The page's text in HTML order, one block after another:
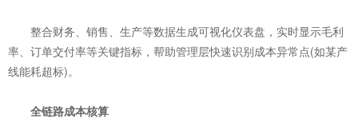
整合财务、销售、生产等数据生成可视化仪表盘，实时显示毛利
率、订单交付率等关键指标，帮助管理层快速识别成本异常点(如某产
线能耗超标)。
‌全链路成本核算‌